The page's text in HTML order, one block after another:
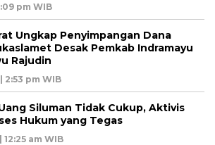
pm WIB
Ungkap Penyimpangan Dana
Desak Pemkab Indramayu
Rajudin
2:53 pm WIB
Siluman Tidak Cukup, Aktivis
Hukum yang Tegas
am WIB